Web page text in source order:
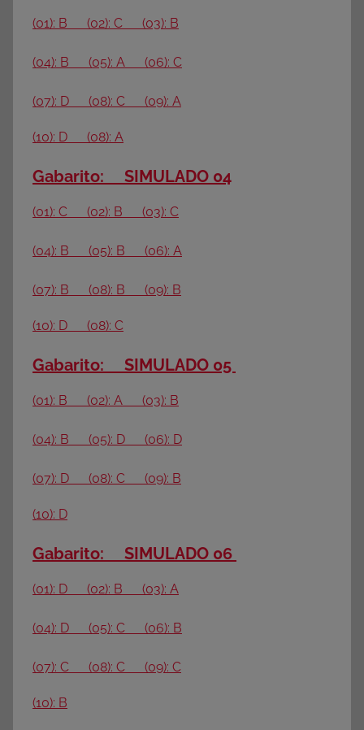
(01): B (02): C (03): B
(04): B (05): A (06): C
(07): D (08): C (09): A
(10): D (08): A
Gabarito: SIMULADO 04
(01): C (02): B (03): C
(04): B (05): B (06): A
(07): B (08): B (09): B
(10): D (08): C
Gabarito: SIMULADO 05
(01): B (02): A (03): B
(04): B (05): D (06): D
(07): D (08): C (09): B
(10): D
Gabarito: SIMULADO 06
(01): D (02): B (03): A
(04): D (05): C (06): B
(07): C (08): C (09): C
(10): B